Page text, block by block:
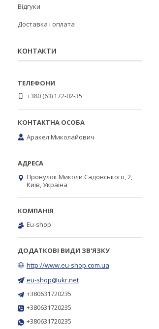
Відгуки
Доставка і оплата
КОНТАКТИ
+380 (63) 172-02-35
Аракел Миколайович
Провулок Миколи Садовського, 2,
Київ, Україна
Eu-shop
http://www.eu-shop.com.ua
eu-shop@ukr.net
+380631720235
+380631720235
+380631720235